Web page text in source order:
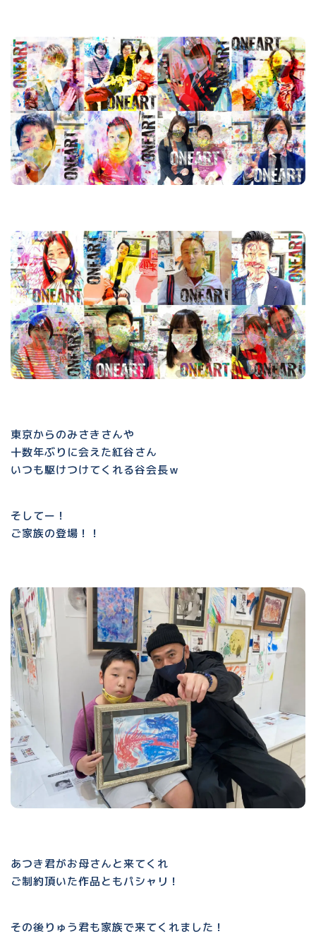
東京からのみさきさんや
十数年ぶりに会えた紅谷さん
いつも駆けつけてくれる谷会長ｗ
そしてー！
ご家族の登場！！
あつき君がお母さんと来てくれ
ご制約頂いた作品ともパシャリ！
その後りゅう君も家族で来てくれました！